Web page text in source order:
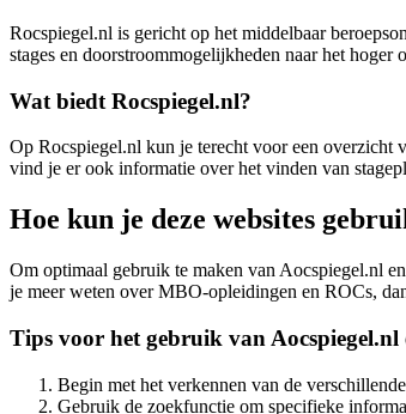
Rocspiegel.nl is gericht op het middelbaar
stages en doorstroommogelijkheden naar het hoger
Wat biedt Rocspiegel.nl?
Op Rocspiegel.nl kun je terecht voor een overzicht
vind je er ook informatie over het vinden van
Hoe kun je deze websites
Om optimaal gebruik te maken van Aocspiegel.nl
je meer weten over MBO-opleidingen en ROCs,
Tips voor het gebruik van Aocspiegel.nl
Begin met het verkennen van de
Gebruik de zoekfunctie om specifieke